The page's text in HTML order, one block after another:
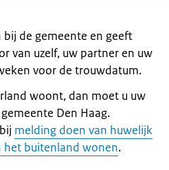
de gemeente en geeft
van uzelf, uw partner en uw
voor de trouwdatum.
woont, dan moet u uw
Den Haag.
melding doen van huwelijk
het buitenland wonen.